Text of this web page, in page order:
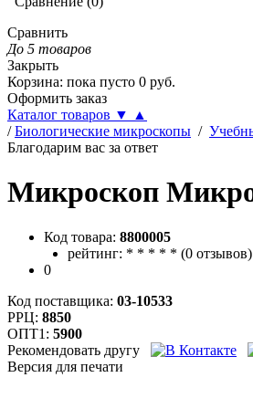
Сравнить
До 5 товаров
Закрыть
Корзина: пока пусто 0 руб.
Оформить заказ
Каталог товаров ▼
▲
/ Биологические микроскопы /
Благодарим вас за ответ
Микроскоп
Код товара: 8800005
рейтинг: * * * * * (0 отзывов)
0
Код поставщика: 03-10533
РРЦ: 8850
ОПТ1: 5900
Рекомендовать другу
Версия для печати